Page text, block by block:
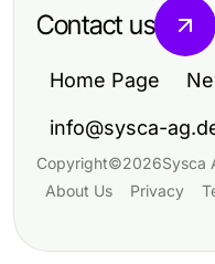
Contact us
Home Page
info@sysca-
Copyright©2026Sysca
About Us
Privacy